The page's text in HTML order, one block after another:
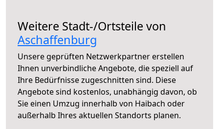
Weitere Stadt-/Ortsteile von
Aschaffenburg
Unsere geprüften Netzwerkpartner erstellen
Ihnen unverbindliche Angebote, die speziell auf
Ihre Bedürfnisse zugeschnitten sind. Diese
Angebote sind kostenlos, unabhängig davon, ob
Sie einen Umzug innerhalb von Haibach oder
außerhalb Ihres aktuellen Standorts planen.